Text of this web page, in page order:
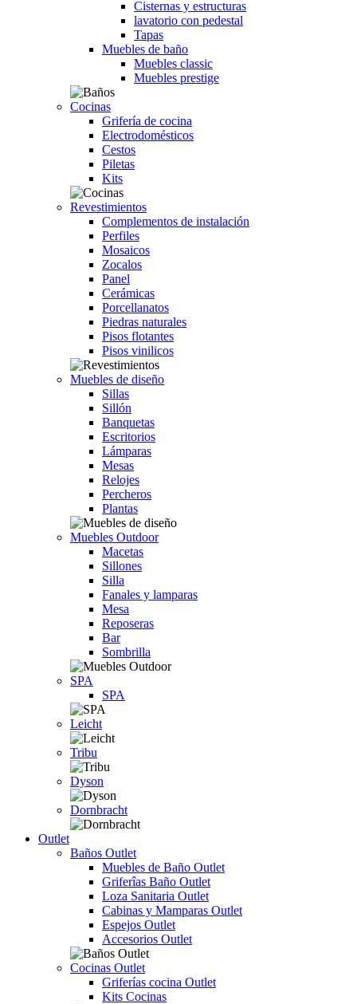
Cisternas y estructuras
lavatorio con pedestal
Tapas
Muebles de baño
Muebles classic
Muebles prestige
Cocinas
Grifería de cocina
Electrodomésticos
Cestos
Piletas
Kits
Revestimientos
Complementos de instalación
Perfiles
Mosaicos
Zocalos
Panel
Cerámicas
Porcellanatos
Piedras naturales
Pisos flotantes
Pisos vinilicos
Muebles de diseño
Sillas
Sillón
Banquetas
Escritorios
Lámparas
Mesas
Relojes
Percheros
Plantas
Muebles Outdoor
Macetas
Sillones
Silla
Fanales y lamparas
Mesa
Reposeras
Bar
Sombrilla
SPA
SPA
Leicht
Tribu
Dyson
Dornbracht
Outlet
Baños Outlet
Muebles de Baño Outlet
Griferîas Baño Outlet
Loza Sanitaria Outlet
Cabinas y Mamparas Outlet
Espejos Outlet
Accesorios Outlet
Cocinas Outlet
Griferías cocina Outlet
Kits Cocinas